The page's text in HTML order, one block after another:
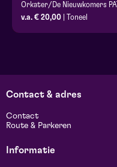
Orkater/De Nieuwkomers
v.a. € 20,00 | Toneel
Contact & adres
Contact
Route & Parkeren
Informatie